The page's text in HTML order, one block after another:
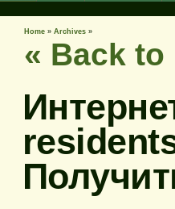
« Back to
Home » Archives »